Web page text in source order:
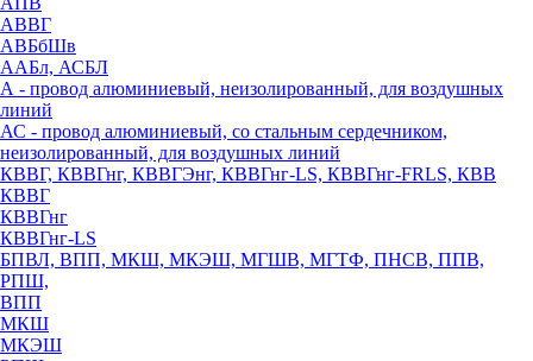
АВВГ
АВБбШв
ААБл, АСБЛ
А - провод алюминиевый, неизолированный, для воздушных
линий
АС - провод алюминиевый, со стальным сердечником,
неизолированный, для воздушных линий
КВВГ, КВВГнг, КВВГЭнг, КВВГнг-LS, КВВГнг-FRLS, КВВ
КВВГ
КВВГнг
КВВГнг-LS
БПВЛ, ВПП, МКШ, МКЭШ, МГШВ, МГТФ, ПНСВ, ППВ,
РПШ,
ВПП
МКШ
МКЭШ